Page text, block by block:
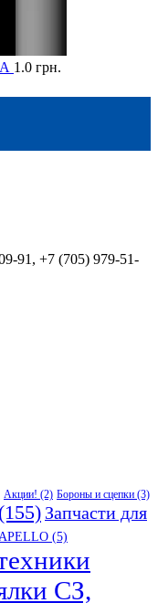
1.0 грн.
91, +7 (705) 979-51-
Акции! (2) Бороны и сцепки (3)
(155) Запчасти для
(5)
СЗ,